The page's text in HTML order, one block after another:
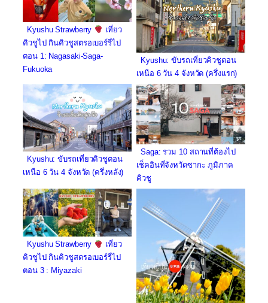
Kyushu Strawberry
เที่ยว
คิวชูไป กินคิวชูสตรอเบอร์รี่ไป
ตอน 1: Nagasaki-Saga-
Fukuoka
Kyushu: ขับรถเที่ยวคิวชูตอน
เหนือ 6 วัน 4 จังหวัด (ครึ่งแรก)
Kyushu: ขับรถเที่ยวคิวชูตอน
เหนือ 6 วัน 4 จังหวัด (ครึ่งหลัง)
Saga: รวม 10 สถานที่ต้องไป
เช็คอินที่จังหวัดซากะ ภูมิภาค
คิวชู
Kyushu Strawberry
เที่ยว
คิวชูไป กินคิวชูสตรอเบอร์รี่ไป
ตอน 3 : Miyazaki